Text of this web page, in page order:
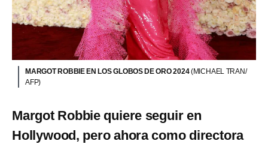
MARGOT ROBBIE EN LOS GLOBOS DE ORO 2024(MICHAEL TRAN/
AFP)
Margot Robbie quiere seguir en
Hollywood, pero ahora como directora